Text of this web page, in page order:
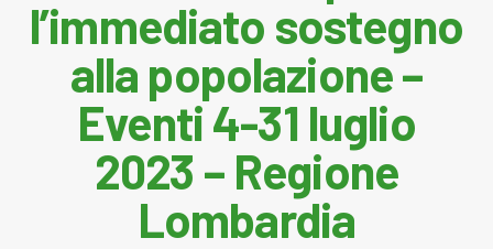
l’immediato sostegno
alla popolazione –
Eventi 4-31 luglio
2023 – Regione
Lombardia